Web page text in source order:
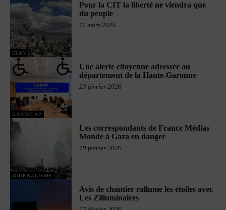
IRAN
Pour la CIT la liberté ne viendra que
du peuple
11 mars 2026
HANDICAP
Une alerte citoyenne adressée au
département de la Haute-Garonne
23 février 2026
JOURNALISME
Les correspondants de France Médias
Monde à Gaza en danger
19 février 2026
Avis de chantier rallume les étoiles avec
Les Zilluminaires